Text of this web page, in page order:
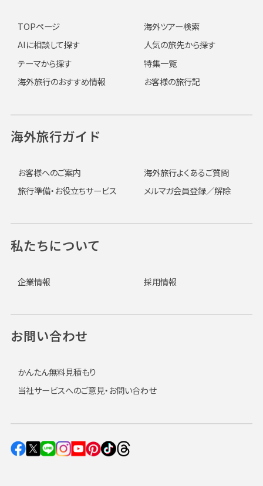
TOPページ
海外ツアー検索
AIに相談して探す
人気の旅先から探す
テーマから探す
特集一覧
海外旅行のおすすめ情報
お客様の旅行記
海外旅行ガイド
お客様へのご案内
海外旅行よくあるご質問
旅行準備・お役立ちサービス
メルマガ会員登録／解除
私たちについて
企業情報 採用情報
お問い合わせ
かんたん無料見積もり
当社サービスへのご意見・お問い合わせ